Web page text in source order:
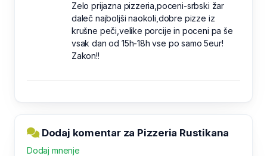
Zelo prijazna pizzeria,poceni-srbski žar
daleč najboljši naokoli,dobre pizze iz
krušne peči,velike porcije in poceni pa še
vsak dan od 15h-18h vse po samo 5eur!
Zakon!!
Dodaj komentar za Pizzeria Rustikana
Dodaj mnenje